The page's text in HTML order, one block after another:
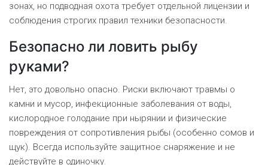
зонах, но подводная охота требует отдельной лицензии и
соблюдения строгих правил техники безопасности.
Безопасно ли ловить рыбу
руками?
Нет, это довольно опасно. Риски включают травмы о
камни и мусор, инфекционные заболевания от воды,
кислородное голодание при нырянии и физические
повреждения от сопротивления рыбы (особенно сомов и
щук). Всегда используйте защитное снаряжение и не
действуйте в одиночку.